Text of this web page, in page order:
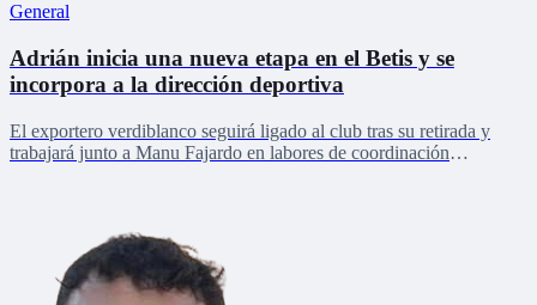
General
Adrián inicia una nueva etapa en el Betis y se
incorpora a la dirección deportiva
El exportero verdiblanco seguirá ligado al club tras su retirada y
trabajará junto a Manu Fajardo en labores de coordinación